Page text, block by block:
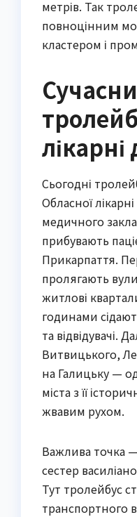
метрів. Так
повноцінним
кластером і
Сьогодні
Обласної
медичного
прибувають
Прикарпаття.
пролягають
житлові
годинами
та відвідувачі.
Витвицького,
на Галицьку —
міста з її
жвавим рухом.
Важлива точка
сестер
Тут тролейбус
транспортного